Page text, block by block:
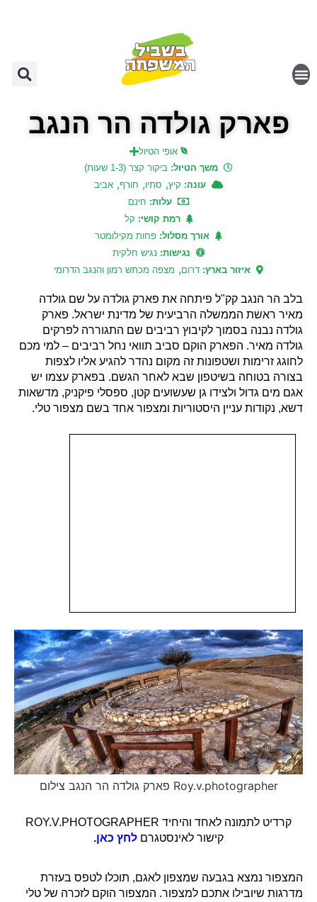
פארק גולדה הר הנגב
אופי הטיול
משך הטיול: ביקור קצר (1-3 שעות)
עונה: קיץ, סתיו, חורף, אביב
עלות: חינם
רמת קושי: קל
אורך מסלול: פחות מקילומטר
נגישות: נגיש חלקית
איזור בארץ: דרום, מצפה מכתש רמון והנגב הדרומי
בלב הר הנגב קק"ל פיתחה את פארק גולדה על שם גולדה
מאיר ראשת הממשלה הרביעית של מדינת ישראל. פארק
גולדה נבנה בסמוך לקיבוץ רביבים שם התגוררה לפרקים
גולדה מאיר. הפארק הוקם סביב תוואי נחל רביבים – למי מכם
לחוגג זרימות ושטפונות זה מקום נהדר להגיע אליו לצפות
בצורה בטוחה בשיטפון שבא לאחר הגשם. בפארק עצמו יש
אגם מים גדול ולצידו גן שעשועים קטן, ספסלי פיקניק, מדשאות
דשא, נקודות עניין היסטוריות ומצפור אחד בשם מצפור טלי.
פארק גולדה הר הנגב צילום Roy.v.photographer
קרדיט לתמונה לאחד והיחיד ROY.V.PHOTOGRAPHER
קישור לאינסטגרם לחץ כאן.
המצפור נמצא בגבעה שמצפון לאגם, תוכלו לטפס בעזרת
מדרגות שיובילו אתכם למצפור. המצפור הוקם לזכרה של טלי